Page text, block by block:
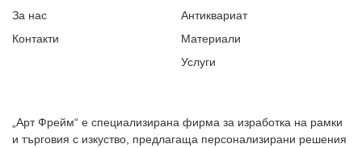
„Арт Фрейм“ е специализирана фирма за изработка на рамки
и търговия с изкуство, предлагаща персонализирани решения
Антиквариат
Материали
Услуги
За нас
Контакти